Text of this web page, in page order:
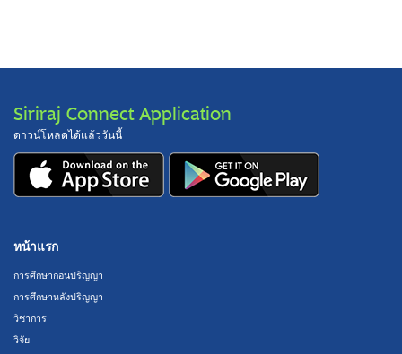
Siriraj Connect Application
ดาวน์โหลดได้แล้ววันนี้
หน้าแรก
การศึกษาก่อนปริญญา
การศึกษาหลังปริญญา
วิชาการ
วิจัย